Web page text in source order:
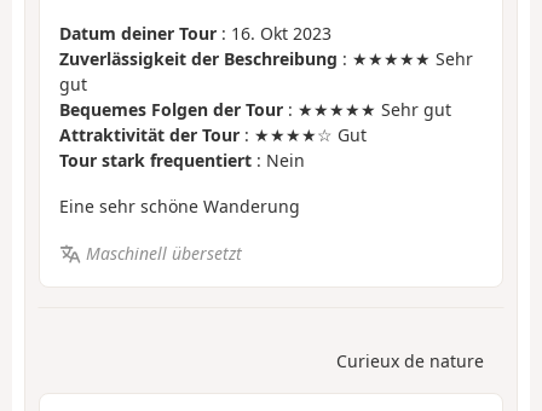
Datum deiner Tour : 16. Okt 2023
Zuverlässigkeit der Beschreibung : ★★★★★ Sehr
gut
Bequemes Folgen der Tour : ★★★★★ Sehr gut
Attraktivität der Tour : ★★★★☆ Gut
Tour stark frequentiert : Nein
Eine sehr schöne Wanderung
Maschinell übersetzt
Curieux de nature